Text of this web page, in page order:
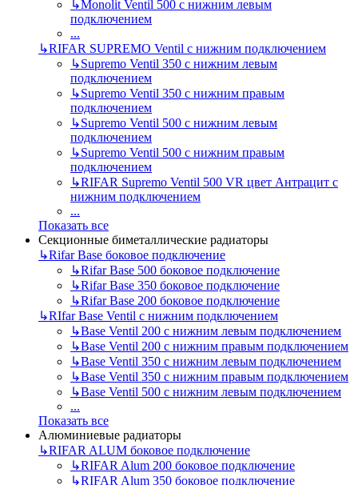
↳Monolit Ventil 500 с нижним левым
подключением
...
↳RIFAR SUPREMO Ventil с нижним подключением
↳Supremo Ventil 350 с нижним левым
подключением
↳Supremo Ventil 350 с нижним правым
подключением
↳Supremo Ventil 500 с нижним левым
подключением
↳Supremo Ventil 500 с нижним правым
подключением
↳RIFAR Supremo Ventil 500 VR цвет Антрацит с
нижним подключением
...
Показать все
Секционные биметаллические радиаторы
↳Rifar Base боковое подключение
↳Rifar Base 500 боковое подключение
↳Rifar Base 350 боковое подключение
↳Rifar Base 200 боковое подключение
↳RIfar Base Ventil с нижним подключением
↳Base Ventil 200 с нижним левым подключением
↳Base Ventil 200 с нижним правым подключением
↳Base Ventil 350 с нижним левым подключением
↳Base Ventil 350 с нижним правым подключением
↳Base Ventil 500 с нижним левым подключением
...
Показать все
Алюминиевые радиаторы
↳RIFAR ALUM боковое подключение
↳RIFAR Alum 200 боковое подключение
↳RIFAR Alum 350 боковое подключение